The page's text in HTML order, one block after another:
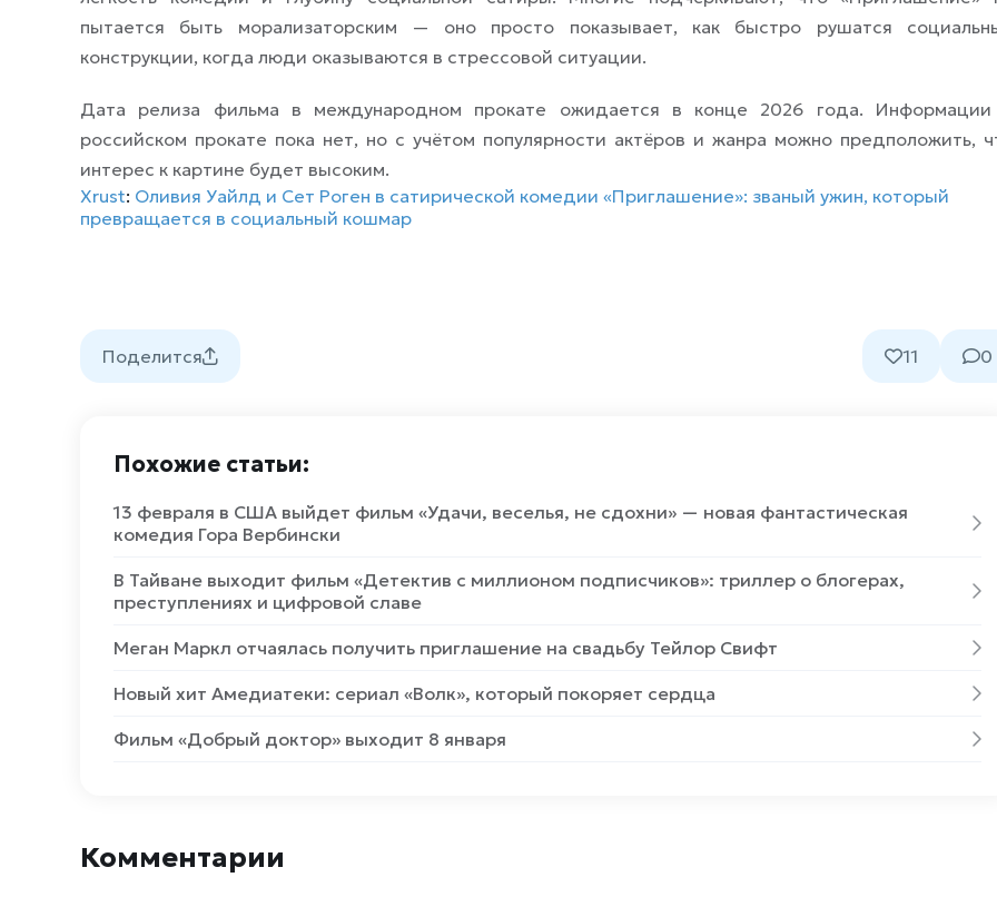
пытается быть морализаторским — оно просто показывает, как быстро рушатся
конструкции, когда люди оказываются в стрессовой ситуации.
Дата релиза фильма в международном прокате ожидается в конце 2026 года.
российском прокате пока нет, но с учётом популярности актёров и жанра можно предположить,
интерес к картине будет высоким.
Xrust: Оливия Уайлд и Сет Роген в сатирической комедии «Приглашение»: званый ужин, который
превращается в социальный кошмар
Поделится 11 0
Похожие статьи:
13 февраля в США выйдет фильм «Удачи, веселья, не сдохни» — новая фантастическая
комедия Гора Вербински
В Тайване выходит фильм «Детектив с миллионом подписчиков»: триллер о блогерах,
преступлениях и цифровой славе
Меган Маркл отчаялась получить приглашение на свадьбу Тейлор Свифт
Новый хит Амедиатеки: сериал «Волк», который покоряет сердца
Фильм «Добрый доктор» выходит 8 января
Комментарии